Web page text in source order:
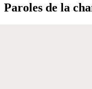
Paroles de la